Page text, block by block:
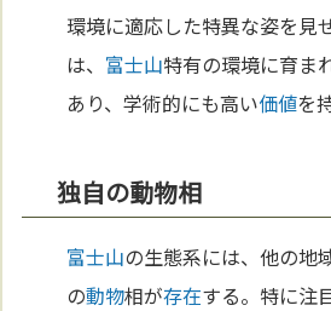
環境に適応した特異な姿を見
は、 富士山特有の環境に育ま
あり、学術的にも高い価値を
独自の動物相
富士山の生態系には、他の地
の動物相が存在する。特に注